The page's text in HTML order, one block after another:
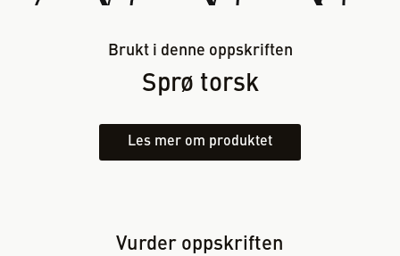
Brukt i denne oppskriften
Sprø torsk
Les mer om produktet
Vurder oppskriften